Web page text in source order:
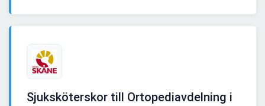
Sjuksköterskor till Ortopediavdelning i